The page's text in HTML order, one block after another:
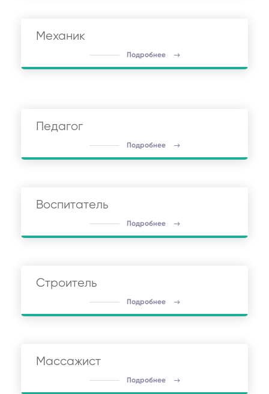
Механик
Подробнее
Педагог
Подробнее
Воспитатель
Подробнее
Строитель
Подробнее
Массажист
Подробнее